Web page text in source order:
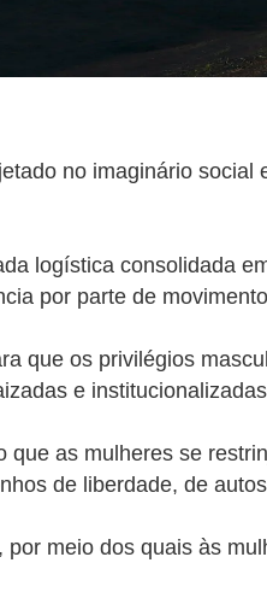
no imaginário
logística consolidada
por parte de
que os privilégios
e
as mulheres se
de liberdade, de
meio dos quais às